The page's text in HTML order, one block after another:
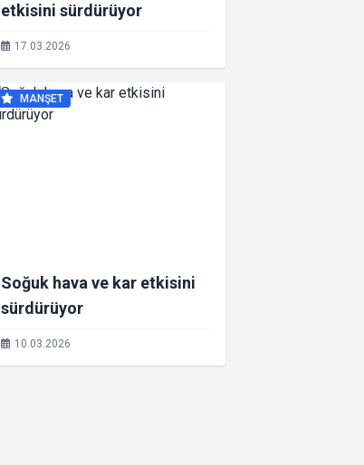
etkisini sürdürüyor
17.03.2026
MANŞET
Soğuk hava ve kar etkisini
sürdürüyor
10.03.2026